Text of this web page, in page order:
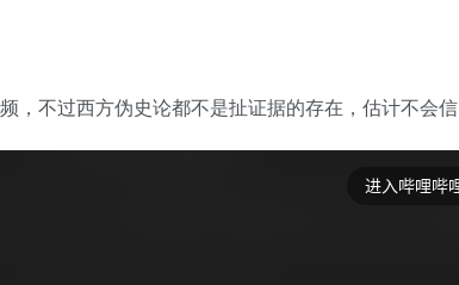
，不过西方伪史论都不是扯证据的存在，估计不会信